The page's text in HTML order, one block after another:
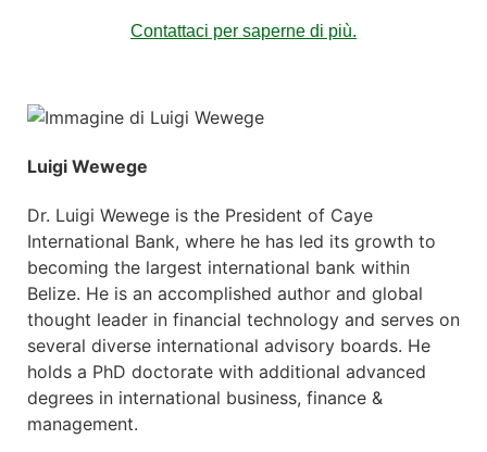
Contattaci per saperne di più.
Luigi Wewege
Dr. Luigi Wewege is the President of Caye
International Bank, where he has led its growth to
becoming the largest international bank within
Belize. He is an accomplished author and global
thought leader in financial technology and serves on
several diverse international advisory boards. He
holds a PhD doctorate with additional advanced
degrees in international business, finance &
management.